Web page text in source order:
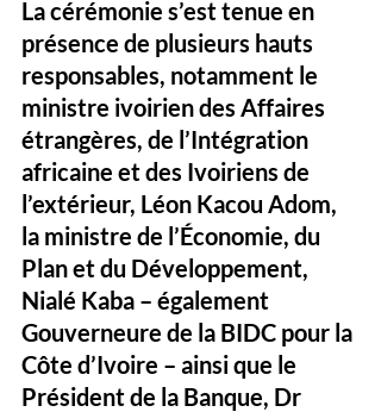
La cérémonie s’est tenue en
présence de plusieurs hauts
responsables, notamment le
ministre ivoirien des Affaires
étrangères, de l’Intégration
africaine et des Ivoiriens de
l’extérieur, Léon Kacou Adom,
la ministre de l’Économie, du
Plan et du Développement,
Nialé Kaba – également
Gouverneure de la BIDC pour la
Côte d’Ivoire – ainsi que le
Président de la Banque, Dr